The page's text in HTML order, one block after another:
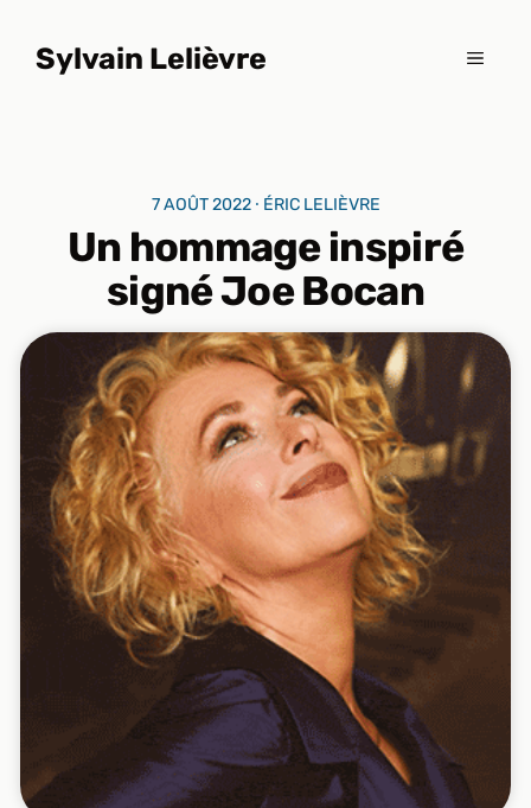
contenuSylvain Lelièvre MENU
Un hommage inspiré
signé Joe Bocan
7 AOÛT 2022 ⸱ ÉRIC LELIÈVRE